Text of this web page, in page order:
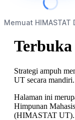
Memuat HIMASTAT
5 Tips
Sukses
Terbuka
Strategi ampuh
UT secara mandiri.
Halaman ini
Himpunan
(HIMASTAT UT).